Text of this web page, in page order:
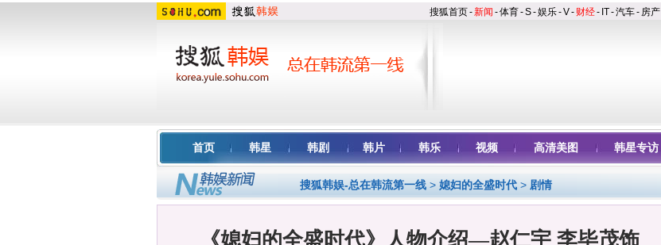
搜狐首页-新闻 -体育-S-娱乐-V- 财经- IT-汽车- 房产
首页 韩星 韩剧 韩片 韩乐 视频 高清美图 韩星专访
搜狐韩娱-总在韩流第一线 > 媳妇的全盛时代 > 剧情
《媳妇的全盛时代》人物介绍—赵仁宇 李毕茂饰